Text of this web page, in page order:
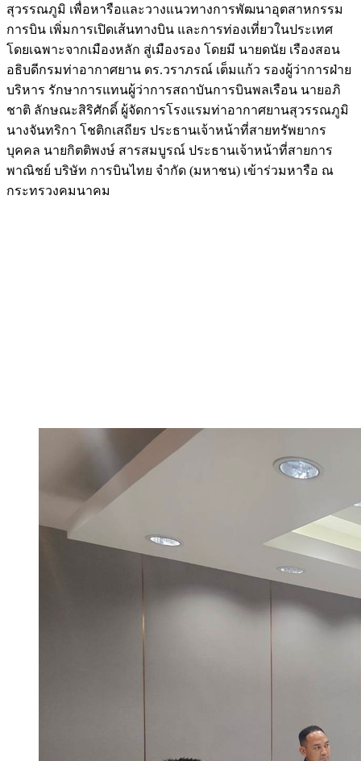
สุวรรณภูมิ เพื่อหารือและวางแนวทางการพัฒนาอุตสาหกรรม
การบิน เพิ่มการเปิดเส้นทางบิน และการท่องเที่ยวในประเทศ
โดยเฉพาะจากเมืองหลัก สู่เมืองรอง โดยมี นายดนัย เรืองสอน
อธิบดีกรมท่าอากาศยาน ดร.วราภรณ์ เต็มแก้ว รองผู้ว่าการฝ่าย
บริหาร รักษาการแทนผู้ว่าการสถาบันการบินพลเรือน นายอภิ
ชาติ ลักษณะสิริศักดิ์ ผู้จัดการโรงแรมท่าอากาศยานสุวรรณภูมิ
นางจันทริกา โชติกเสถียร ประธานเจ้าหน้าที่สายทรัพยากร
บุคคล นายกิตติพงษ์ สารสมบูรณ์ ประธานเจ้าหน้าที่สายการ
พาณิชย์ บริษัท การบินไทย จำกัด (มหาชน) เข้าร่วมหารือ ณ
กระทรวงคมนาคม